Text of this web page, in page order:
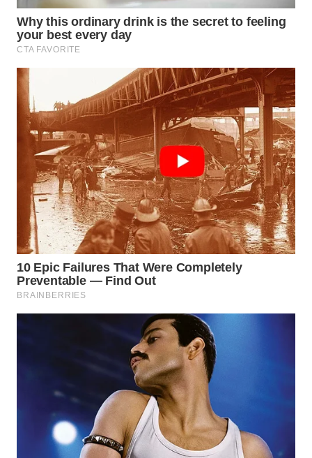
WN
INDRAMAYU
KUNINGAN
WN
MAJALENGKA
WN
SUBANG
WN
SUKABUMI
WN
PURWAKARTA
SEMARANG